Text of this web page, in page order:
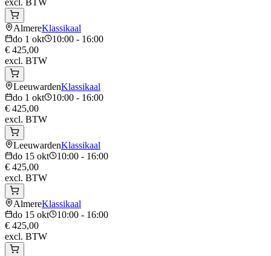
AlmereKlassikaal
do 1 okt
10:00 - 16:00
€ 425,00
excl. BTW
LeeuwardenKlassikaal
do 1 okt
10:00 - 16:00
€ 425,00
excl. BTW
LeeuwardenKlassikaal
do 15 okt
10:00 - 16:00
€ 425,00
excl. BTW
AlmereKlassikaal
do 15 okt
10:00 - 16:00
€ 425,00
excl. BTW